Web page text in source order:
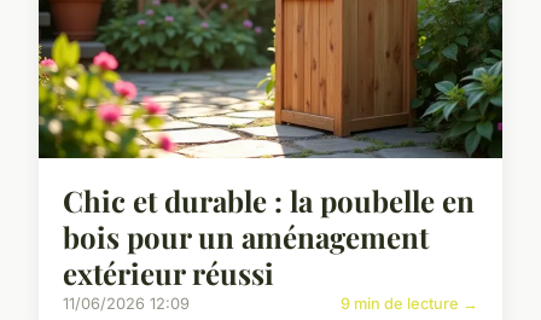
Chic et durable : la poubelle en
bois pour un aménagement
extérieur réussi
11/06/2026 12:09 9 min de lecture →